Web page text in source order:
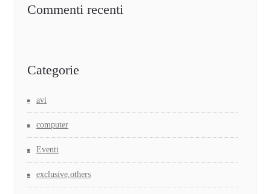
Commenti recenti
Categorie
avi
computer
Eventi
exclusive,others